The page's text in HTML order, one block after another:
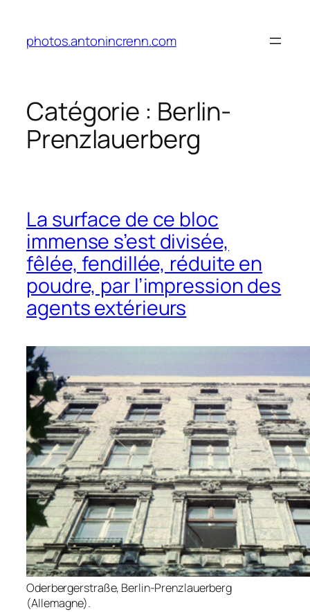
contenu
photos.antonincrenn.com
Catégorie : Berlin-
Prenzlauerberg
La surface de ce bloc
immense s’est divisée,
fêlée, fendillée, réduite en
poudre, par l’impression des
agents extérieurs
Oderbergerstraße, Berlin-Prenzlauerberg
(Allemagne).